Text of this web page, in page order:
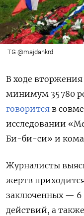
TG @majdankrd
В ходе
минимум 35 780
говорится в
исследовании
Би-би-си» и
Журналисты
жертв
заключенных — 6
действий, а